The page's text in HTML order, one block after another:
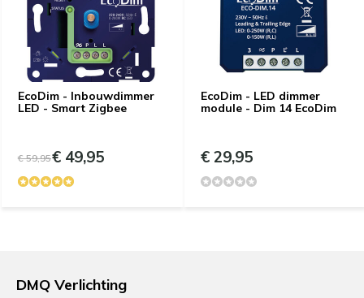
EcoDim - Inbouwdimmer
LED - Smart Zigbee
€ 59,95€ 49,95
EcoDim - LED dimmer
module - Dim 14 EcoDim
€ 29,95
DMQ Verlichting